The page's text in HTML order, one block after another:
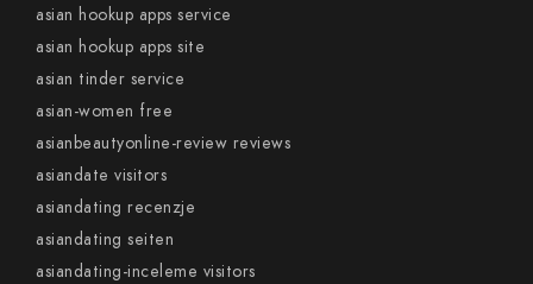
asian hookup apps service
asian hookup apps site
asian tinder service
asian-women free
asianbeautyonline-review reviews
asiandate visitors
asiandating recenzje
asiandating seiten
asiandating-inceleme visitors